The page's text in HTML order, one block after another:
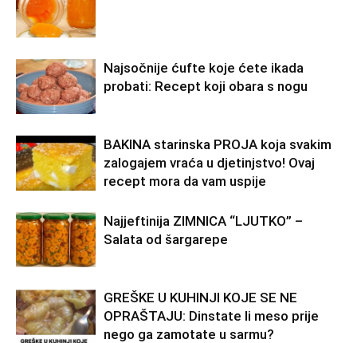
Najsočnije ćufte koje ćete ikada
probati: Recept koji obara s nogu
BAKINA starinska PROJA koja svakim
zalogajem vraća u djetinjstvo! Ovaj
recept mora da vam uspije
Najjeftinija ZIMNICA “LJUTKO” –
Salata od šargarepe
GREŠKE U KUHINJI KOJE SE NE
OPRAŠTAJU: Dinstate li meso prije
nego ga zamotate u sarmu?